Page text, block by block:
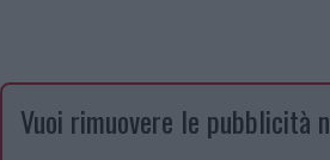
Vuoi rimuovere le pubblicità